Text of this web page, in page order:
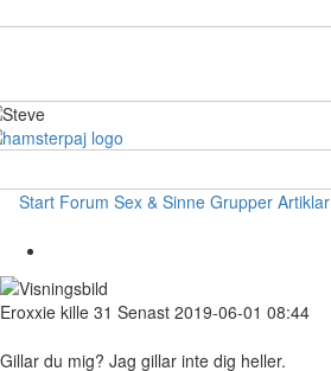
Start Forum Sex & Sinne Grupper Artiklar
Eroxxie kille 31 Senast 2019-06-01 08:44
Gillar du mig? Jag gillar inte dig heller.